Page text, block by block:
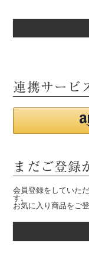
連携サービ
まだご登録
会員登録をしていた
す。
お気に入り商品をご